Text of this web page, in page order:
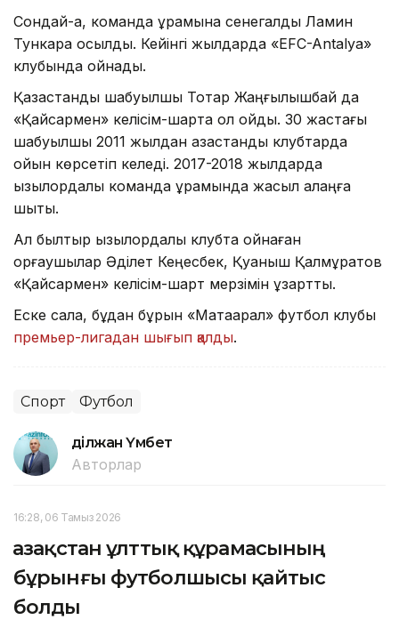
Сондай-ақ, команда құрамына сенегалдық Ламин
Тункара қосылды. Кейінгі жылдарда «EFC-Antalya»
клубында ойнады.
Қазақстандық шабуылшы Тоқтар Жаңғылышбай да
«Қайсармен» келісім-шартқа қол қойды. 30 жастағы
шабуылшы 2011 жылдан қазақстандық клубтарда
ойын көрсетіп келеді. 2017-2018 жылдарда
қызылордалық команда құрамында жасыл алаңға
шықты.
Ал былтыр қызылордалық клубта ойнаған
қорғаушылар Әділет Кеңесбек, Қуаныш Қалмұратов
«Қайсармен» келісім-шарт мерзімін ұзартты.
Еске салақ, бұдан бұрын «Мақтаарал» футбол клубы
премьер-лигадан шығып қалды.
Спорт Футбол
Әділжан Үмбет
Авторлар
16:28, 06 Тамыз 2026
Қазақстан ұлттық құрамасының
бұрынғы футболшысы қайтыс
болды